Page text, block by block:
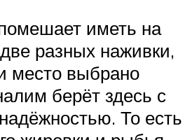
иметь на
разных наживки,
место выбрано
берёт здесь с
То есть